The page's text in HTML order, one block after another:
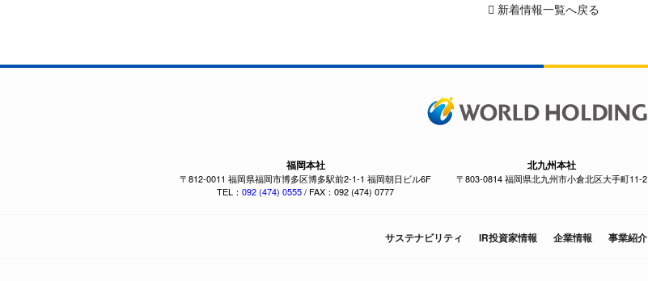
新着情報一覧へ戻る
福岡本社
〒812-0011 福岡県福岡市博多区博多駅前2-1-1 福岡朝日ビル6F
TEL： 092 (474) 0555/ FAX：092 (474) 0777
北九州本社
〒803-0814 福岡県北九州市小倉北区大手町11-2
サステナビリティ IR投資家情報 企業情報 事業紹介